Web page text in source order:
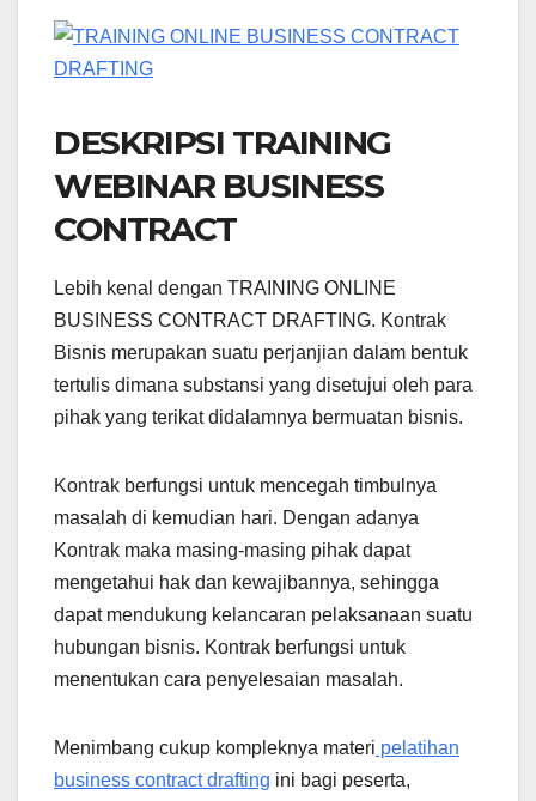
DESKRIPSI TRAINING
WEBINAR BUSINESS
CONTRACT
Lebih kenal dengan TRAINING ONLINE
BUSINESS CONTRACT DRAFTING. Kontrak
Bisnis merupakan suatu perjanjian dalam bentuk
tertulis dimana substansi yang disetujui oleh para
pihak yang terikat didalamnya bermuatan bisnis.
Kontrak berfungsi untuk mencegah timbulnya
masalah di kemudian hari. Dengan adanya
Kontrak maka masing-masing pihak dapat
mengetahui hak dan kewajibannya, sehingga
dapat mendukung kelancaran pelaksanaan suatu
hubungan bisnis. Kontrak berfungsi untuk
menentukan cara penyelesaian masalah.
Menimbang cukup kompleknya materi pelatihan
business contract drafting ini bagi peserta,